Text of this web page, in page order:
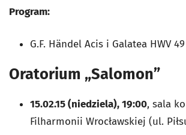
Program:
G.F. Händel Acis i Galatea HWV 49
Oratorium „Salomon”
15.02.15 (niedziela), 19:00, sala
Filharmonii Wrocławskiej (ul.